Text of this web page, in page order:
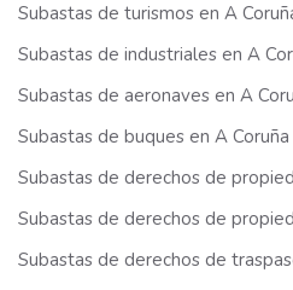
Subastas de turismos en A
Subastas de industriales en A
Subastas de aeronaves en A
Subastas de buques en A Coruña
Subastas de derechos de
Subastas de derechos de
Subastas de derechos de